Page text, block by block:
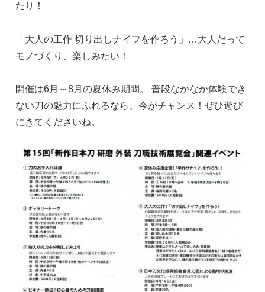
たり！
「大人の工作 切り出しナイフを作ろう」…大人だって
モノづくり、楽しみたい！
開催は6月～8月の夏休み期間。 普段なかなか体験でき
ない刀の魅力にふれるなら、今がチャンス！ぜひ遊び
にきてくださいね。